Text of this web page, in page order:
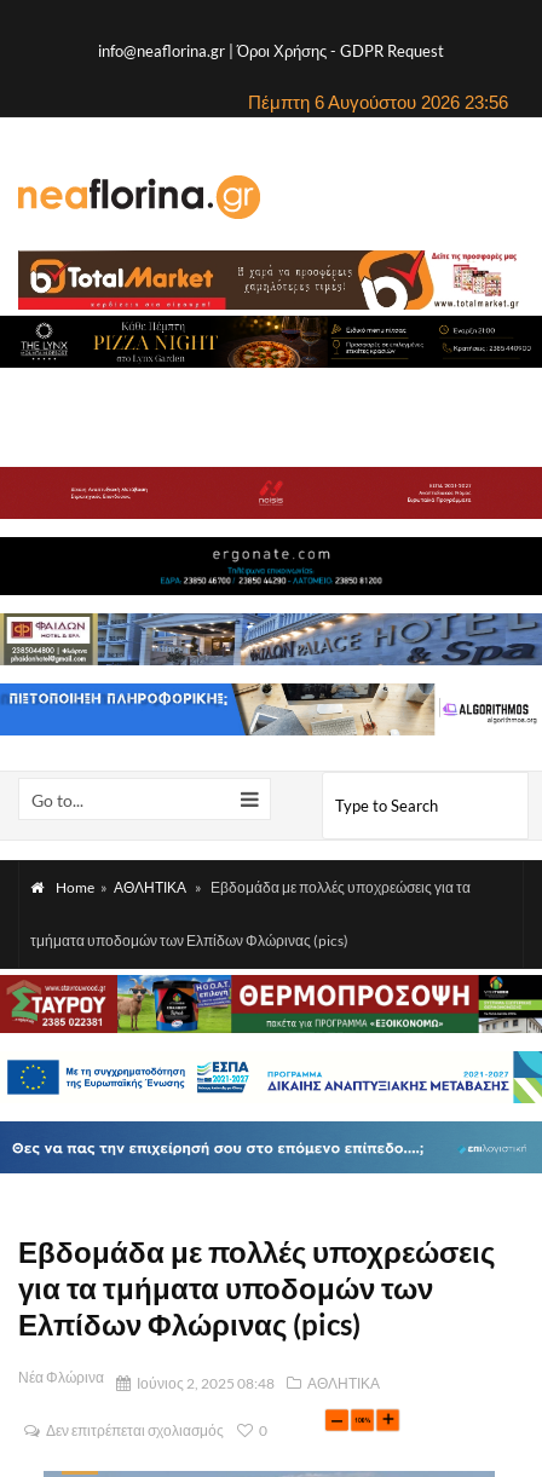
info@neaflorina.gr |Όροι Χρήσης- GDPR Request
Πέμπτη 6 Αυγούστου 2026 23:56
Go to...
Home » ΑΘΛΗΤΙΚΑ » Εβδομάδα με πολλές υποχρεώσεις για τα
τμήματα υποδομών των Ελπίδων Φλώρινας (pics)
Εβδομάδα με πολλές υποχρεώσεις
για τα τμήματα υποδομών των
Ελπίδων Φλώρινας (pics)
Νέα Φλώρινα Ιούνιος 2, 2025 08:48 ΑΘΛΗΤΙΚΑ
Δεν επιτρέπεται σχολιασμός 0